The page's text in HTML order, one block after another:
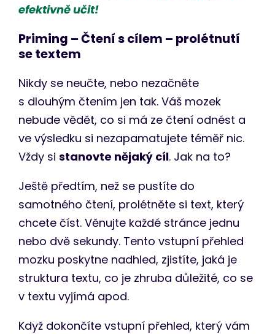
efektivně učit!
Priming – Čtení s cílem – prolétnutí
se textem
Nikdy se neučte, nebo nezačněte
s dlouhým čtením jen tak. Váš mozek
nebude vědět, co si má ze čtení odnést a
ve výsledku si nezapamatujete téměř nic.
Vždy sistanovte nějaký cíl. Jak na to?
Ještě předtím, než se pustíte do
samotného čtení, prolétněte si text, který
chcete číst. Věnujte každé stránce jednu
nebo dvě sekundy. Tento vstupní přehled
mozku poskytne nadhled, zjistíte, jaká je
struktura textu, co je zhruba důležité, co se
v textu vyjímá apod.
Když dokončíte vstupní přehled, který vám